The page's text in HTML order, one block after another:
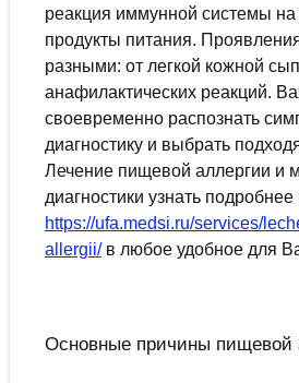
реакция иммунной системы
продукты питания.
разными: от легкой кожной
анафилактических реакций.
своевременно распознать
диагностику и выбрать
Лечение пищевой аллергии и
диагностики узнать
https://ufa.medsi.ru/services/
allergii/в любое удобное для
Основные причины пищевой